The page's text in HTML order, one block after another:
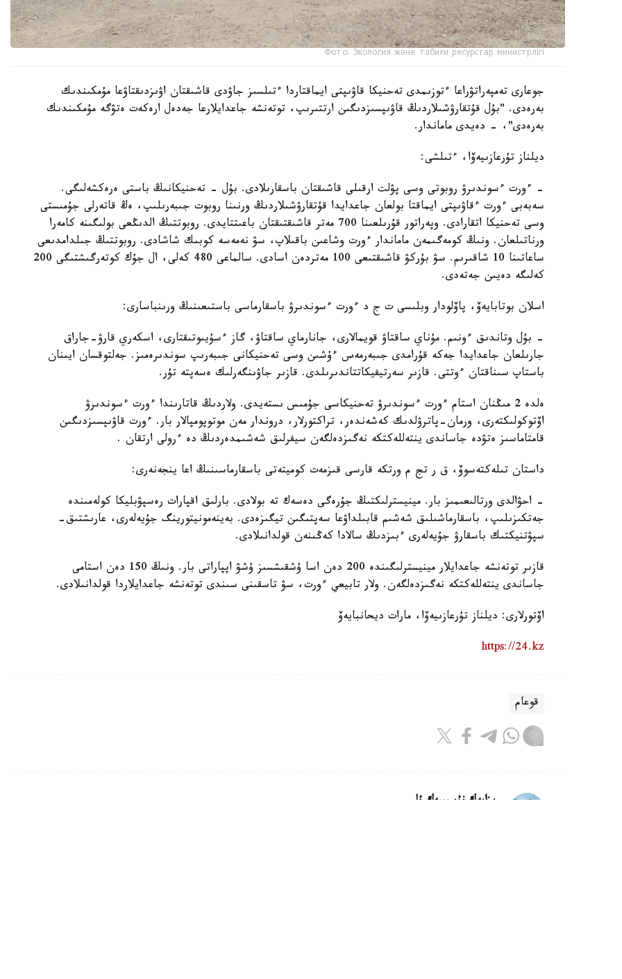
Фото: Экология және табиғи ресурстар министрлігі
جوعارى تەمپەراتۋراعا ءتوزىمدى تەحنيكا قاۋىپتى ايماقتاردا ءتىلسىز جاۋدى قاشىقتان اۋىزدىقتاۋعا مۇمكىندىك
بەرەدى. "بۇل قۇتقارۋشىلاردىڭ قاۋىپسىزدىگىن ارتتىرىپ، توتەنشە جاعدايلارعا جەدەل ارەكەت ەتۋگە مۇمكىندىك
بەرەدى"، - دەيدى ماماندار.
ديلناز تۇرعازىيەۆا، ءتىلشى:
- ءورت ءسوندىرۋ روبوتى وسى پۋلت ارقىلى قاشىقتان باسقارىلادى. بۇل - تەحنيكانىڭ باستى ەرەكشەلىگى.
سەبەبى ءورت ءقاۋىپتى ايماقتا بولعان جاعدايدا قۇتقارۋشىلاردىڭ ورنىنا روبوت جىبەرىلىپ، ەڭ قاتەرلى جۇمىستى
وسى تەحنيكا اتقارادى. وپەراتور قۇرىلعىنا 700 مەتر قاشىقتىقتان باعىتتايدى. روبوتتىڭ الدىڭعى بولىگىنە كامەرا
ورناتىلعان. ونىڭ كومەگىمەن ماماندار ءورت وشاعىن باقىلاپ، سۋ نەمەسە كوبىك شاشادى. روبوتتىڭ جىلدامدىعى
ساعاتىنا 10 شاقىرىم. سۋ بۇركۋ قاشىقتىعى 100 مەتردەن اسادى. سالماعى 480 كەلى، ال جۇك كوتەرگىشتىگى 200
كەلىگە دەيىن جەتەدى.
اسلان بوتابايەۆ، پاۆلودار وبلىسى ت ج د ءورت ءسوندىرۋ باسقارماسى باستىعىنىڭ ورىنباسارى:
- بۇل وتاندىق ءونىم. مۇناي ساقتاۋ قويمالارى، جانارماي ساقتاۋ، گاز ءسۇيىوتىقتارى، اسكەري قارۋ-جاراق
جارىلعان جاعدايدا جەكە قۇرامدى جىبەرمەس ءۇشىن وسى تەحنيكانى جىبەرىپ سوندىرەمىز. جەلتوقسان ايىنان
باستاپ سىناقتان ءوتتى. قازىر سەرتيفيكاتتاندىرىلدى. قازىر جاۋىنگەرلىك ەسەپتە تۇر.
ەلدە 2 مىڭنان استام ءورت ءسوندىرۋ تەحنيكاسى جۇمىس ىستەيدى. ولاردىڭ قاتارىندا ءورت ءسوندىرۋ
اۆتوكولىكتەرى، ورمان-پاترۋلدىك كەشەندەر، تراكتورلار، دروندار مەن موتوپومپالار بار. ءورت قاۋىپسىزدىگىن
قامتاماسىز ەتۋدە جاساندى ينتەللەكتكە نەگىزدەلگەن سيفرلىق شەشىمدەردىڭ دە ءرولى ارتقان .
داستان تىلەكتەسوۆ، ق ر تج م ورتكە قارسى قىزمەت كوميتەتى باسقارماسىنىڭ اعا ينجەنەرى:
- احۋالدى ورتالىعىمىز بار. مينيسترلىكتىڭ جۇرەگى دەسەك تە بولادى. بارلىق اقپارات رەسپۋبليكا كولەمىندە
جەتكىزىلىپ، باسقارماشىلىق شەشىم قابىلداۋعا سەپتىگىن تيگىزەدى. بەينەمونيتورينگ جۇيەلەرى، عارىشتىق-
سپۋتنيكتىك باسقارۋ جۇيەلەرى ءبىزدىڭ سالادا كەڭىنەن قولدانىلادى.
قازىر توتەنشە جاعدايلار مينيسترلىگىندە 200 دەن اسا ۇشقىشسىز ۇشۋ اپپاراتى بار. ونىڭ 150 دەن استامى
جاساندى ينتەللەكتكە نەگىزدەلگەن. ولار تابيعي ءورت، سۋ تاسقىنى سىندى توتەنشە جاعدايلاردا قولدانىلادى.
اۆتورلارى: ديلناز تۇرعازىيەۆا، مارات ديحانبايەۆ
https://24.kz
قوعام
ريزابەك نۇسىپبەك ۇلى